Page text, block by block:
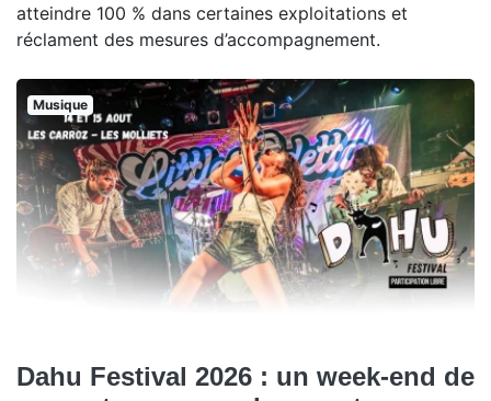
atteindre 100 % dans certaines exploitations et
réclament des mesures d’accompagnement.
Musique
Dahu Festival 2026 : un week-end de